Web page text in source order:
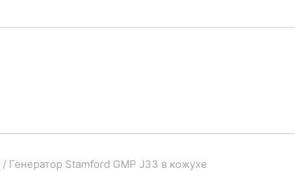
/ Генератор Stamford GMP J33 в кожухе